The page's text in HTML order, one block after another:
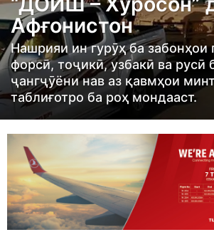
s
a
g
o
3
y
e
a
a
g
o
Афғонистон
Нашрияи ин гурӯҳ ба забонҳои
форсӣ, тоҷикӣ, узбакӣ ва русӣ
ҷангҷӯёни нав аз қавмҳои
таблиғотро ба роҳ мондааст.